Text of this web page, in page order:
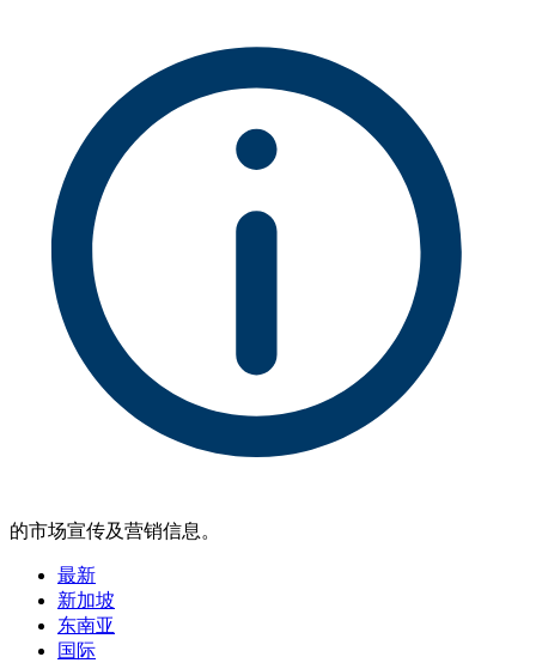
的市场宣传及营销信息。
最新
新加坡
东南亚
国际